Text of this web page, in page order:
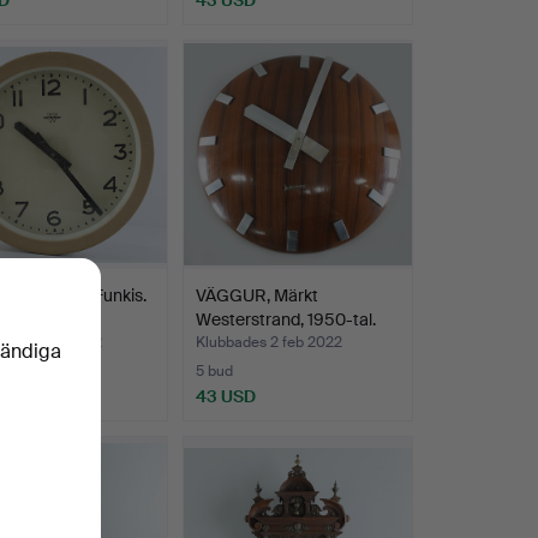
Industri, Funkis.
3 mar 2022
VÄGGUR, Märkt
Westerstrand, 1950-tal.
Klubbades 2 feb 2022
5 bud
43 USD